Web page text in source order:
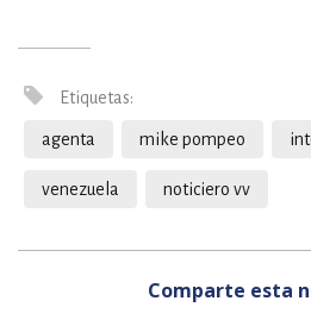
Etiquetas:
agenta mike pompeo
venezuela noticiero vv
Comparte esta